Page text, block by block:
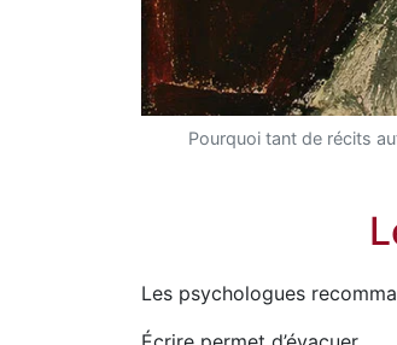
Pourquoi tant de récits
Les psychologues